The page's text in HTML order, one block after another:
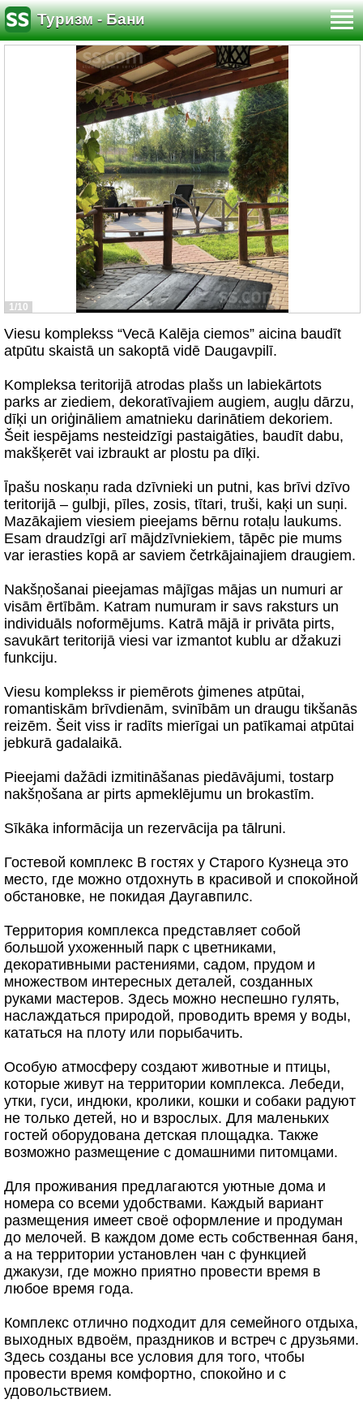
Туризм - Бани
1/10
Viesu komplekss “Vecā Kalēja ciemos” aicina baudīt
atpūtu skaistā un sakoptā vidē Daugavpilī.
Kompleksa teritorijā atrodas plašs un labiekārtots
parks ar ziediem, dekoratīvajiem augiem, augļu dārzu,
dīķi un oriģināliem amatnieku darinātiem dekoriem.
Šeit iespējams nesteidzīgi pastaigāties, baudīt dabu,
makšķerēt vai izbraukt ar plostu pa dīķi.
Īpašu noskaņu rada dzīvnieki un putni, kas brīvi dzīvo
teritorijā – gulbji, pīles, zosis, tītari, truši, kaķi un suņi.
Mazākajiem viesiem pieejams bērnu rotaļu laukums.
Esam draudzīgi arī mājdzīvniekiem, tāpēc pie mums
var ierasties kopā ar saviem četrkājainajiem draugiem.
Nakšņošanai pieejamas mājīgas mājas un numuri ar
visām ērtībām. Katram numuram ir savs raksturs un
individuāls noformējums. Katrā mājā ir privāta pirts,
savukārt teritorijā viesi var izmantot kublu ar džakuzi
funkciju.
Viesu komplekss ir piemērots ģimenes atpūtai,
romantiskām brīvdienām, svinībām un draugu tikšanās
reizēm. Šeit viss ir radīts mierīgai un patīkamai atpūtai
jebkurā gadalaikā.
Pieejami dažādi izmitināšanas piedāvājumi, tostarp
nakšņošana ar pirts apmeklējumu un brokastīm.
Sīkāka informācija un rezervācija pa tālruni.
Гостевой комплекс В гостях у Старого Кузнеца это
место, где можно отдохнуть в красивой и спокойной
обстановке, не покидая Даугавпилс.
Территория комплекса представляет собой
большой ухоженный парк с цветниками,
декоративными растениями, садом, прудом и
множеством интересных деталей, созданных
руками мастеров. Здесь можно неспешно гулять,
наслаждаться природой, проводить время у воды,
кататься на плоту или порыбачить.
Особую атмосферу создают животные и птицы,
которые живут на территории комплекса. Лебеди,
утки, гуси, индюки, кролики, кошки и собаки радуют
не только детей, но и взрослых. Для маленьких
гостей оборудована детская площадка. Также
возможно размещение с домашними питомцами.
Для проживания предлагаются уютные дома и
номера со всеми удобствами. Каждый вариант
размещения имеет своё оформление и продуман
до мелочей. В каждом доме есть собственная баня,
а на территории установлен чан с функцией
джакузи, где можно приятно провести время в
любое время года.
Комплекс отлично подходит для семейного отдыха,
выходных вдвоём, праздников и встреч с друзьями.
Здесь созданы все условия для того, чтобы
провести время комфортно, спокойно и с
удовольствием.